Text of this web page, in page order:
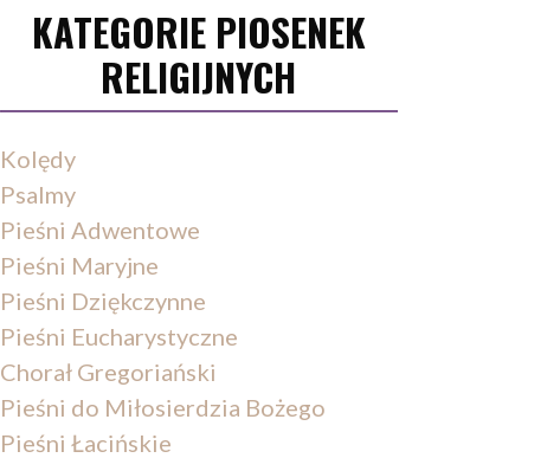
KATEGORIE PIOSENEK
RELIGIJNYCH
Kolędy
Psalmy
Pieśni Adwentowe
Pieśni Maryjne
Pieśni Dziękczynne
Pieśni Eucharystyczne
Chorał Gregoriański
Pieśni do Miłosierdzia Bożego
Pieśni Łacińskie